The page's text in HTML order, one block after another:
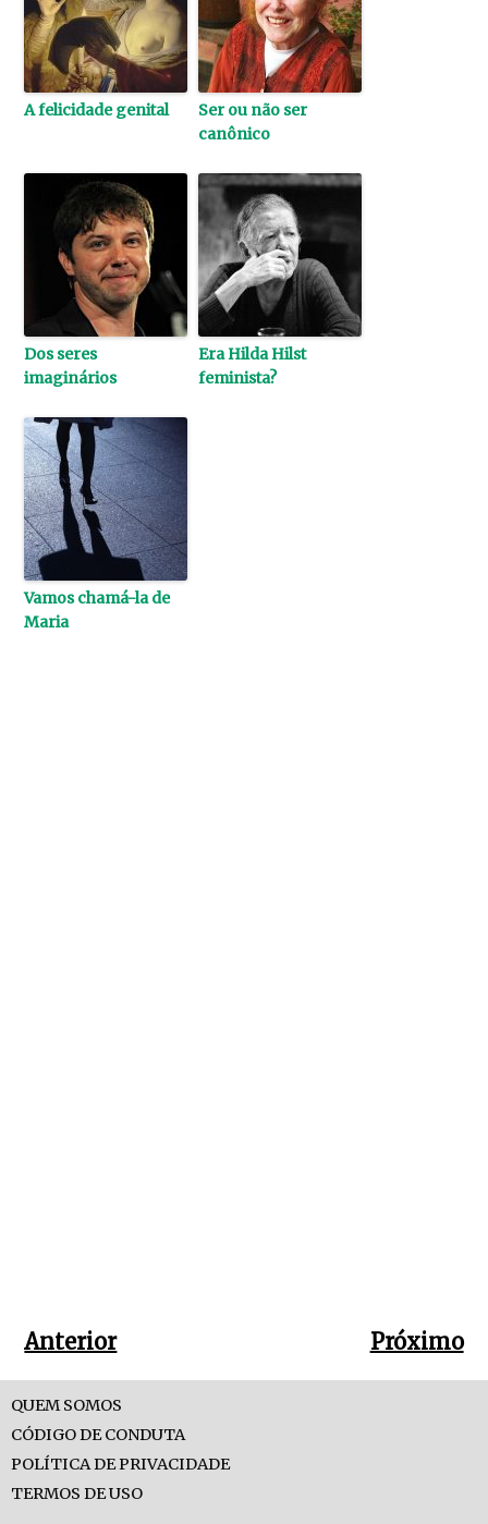
A felicidade genital
Ser ou não ser
canônico
Dos seres
imaginários
Era Hilda Hilst
feminista?
Vamos chamá-la de
Maria
Anterior Próximo
QUEM SOMOS
CÓDIGO DE CONDUTA
POLÍTICA DE PRIVACIDADE
TERMOS DE USO